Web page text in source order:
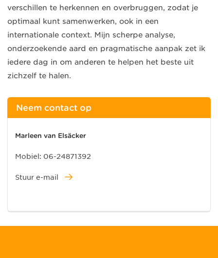
verschillen te herkennen en overbruggen, zodat je
optimaal kunt samenwerken, ook in een
internationale context. Mijn scherpe analyse,
onderzoekende aard en pragmatische aanpak zet ik
iedere dag in om anderen te helpen het beste uit
zichzelf te halen.
Neem contact op
Marleen van Elsäcker
Mobiel: 06-24871392
Stuur e-mail